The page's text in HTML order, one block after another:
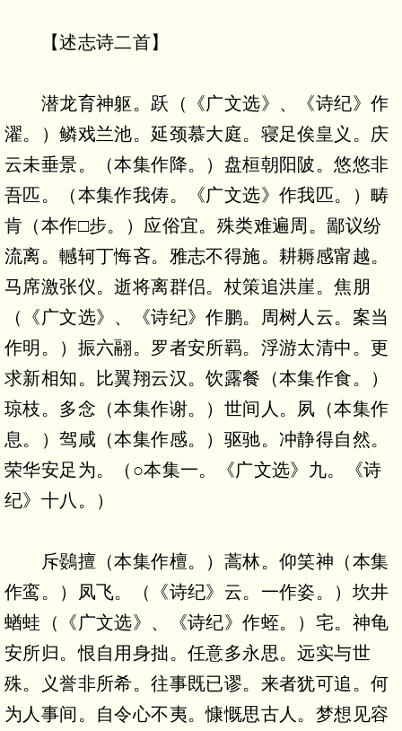
【述志诗二首】
潜龙育神躯。跃（《广文选》、《诗纪》作
濯。）鳞戏兰池。延颈慕大庭。寝足俟皇义。庆
云未垂景。（本集作降。）盘桓朝阳陂。悠悠非
吾匹。（本集作我俦。《广文选》作我匹。）畴
肯（本作□步。）应俗宜。殊类难遍周。鄙议纷
流离。轗轲丁悔吝。雅志不得施。耕耨感甯越。
马席激张仪。逝将离群侣。杖策追洪崖。焦朋
（《广文选》、《诗纪》作鹏。周树人云。案当
作明。）振六翮。罗者安所羁。浮游太清中。更
求新相知。比翼翔云汉。饮露餐（本集作食。）
琼枝。多念（本集作谢。）世间人。夙（本集作
息。）驾咸（本集作感。）驱驰。冲静得自然。
荣华安足为。（○本集一。《广文选》九。《诗
纪》十八。）
斥鷃擅（本集作檀。）蒿林。仰笑神（本集
作鸾。）凤飞。（《诗纪》云。一作姿。）坎井
蝤蛙（《广文选》、《诗纪》作蛭。）宅。神龟
安所归。恨自用身拙。任意多永思。远实与世
殊。义誉非所希。往事既已谬。来者犹可追。何
为人事间。自令心不夷。慷慨思古人。梦想见容